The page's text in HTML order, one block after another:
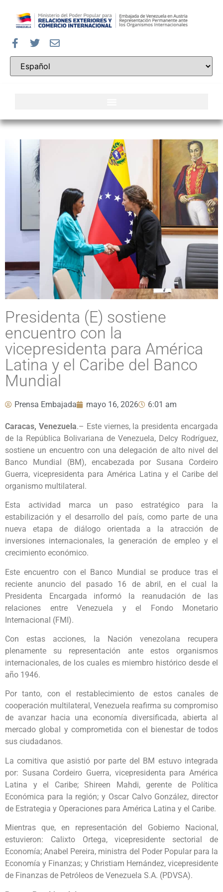
Presidenta (E) sostiene
encuentro con la
vicepresidenta para América
Latina y el Caribe del Banco
Mundial
Prensa Embajada mayo 16, 2026 6:01 am
Caracas, Venezuela.– Este viernes, la presidenta encargada
de la República Bolivariana de Venezuela, Delcy Rodríguez,
sostiene un encuentro con una delegación de alto nivel del
Banco Mundial (BM), encabezada por Susana Cordeiro
Guerra, vicepresidenta para América Latina y el Caribe del
organismo multilateral.
Esta actividad marca un paso estratégico para la
estabilización y el desarrollo del país, como parte de una
nueva etapa de diálogo orientada a la atracción de
inversiones internacionales, la generación de empleo y el
crecimiento económico.
Este encuentro con el Banco Mundial se produce tras el
reciente anuncio del pasado 16 de abril, en el cual la
Presidenta Encargada informó la reanudación de las
relaciones entre Venezuela y el Fondo Monetario
Internacional (FMI).
Con estas acciones, la Nación venezolana recupera
plenamente su representación ante estos organismos
internacionales, de los cuales es miembro histórico desde el
año 1946.
Por tanto, con el restablecimiento de estos canales de
cooperación multilateral, Venezuela reafirma su compromiso
de avanzar hacia una economía diversificada, abierta al
mercado global y comprometida con el bienestar de todos
sus ciudadanos.
La comitiva que asistió por parte del BM estuvo integrada
por: Susana Cordeiro Guerra, vicepresidenta para América
Latina y el Caribe; Shireen Mahdi, gerente de Política
Económica para la región; y Oscar Calvo González, director
de Estrategia y Operaciones para América Latina y el Caribe.
Mientras que, en representación del Gobierno Nacional,
estuvieron: Calixto Ortega, vicepresidente sectorial de
Economía; Anabel Pereira, ministra del Poder Popular para la
Economía y Finanzas; y Christiam Hernández, vicepresidente
de Finanzas de Petróleos de Venezuela S.A. (PDVSA).